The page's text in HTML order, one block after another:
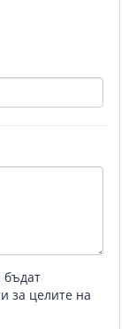
бъдат
за целите на